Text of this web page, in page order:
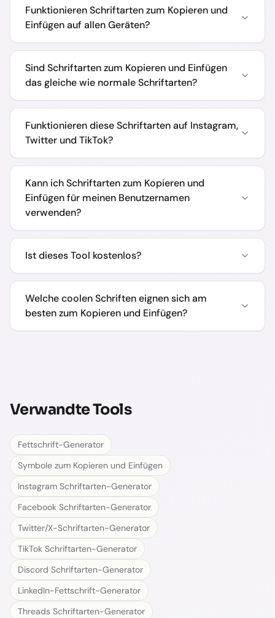
Funktionieren Schriftarten zum Kopieren und
Einfügen auf allen Geräten?
Sind Schriftarten zum Kopieren und Einfügen
das gleiche wie normale Schriftarten?
Funktionieren diese Schriftarten auf Instagram,
Twitter und TikTok?
Kann ich Schriftarten zum Kopieren und
Einfügen für meinen Benutzernamen
verwenden?
Ist dieses Tool kostenlos?
Welche coolen Schriften eignen sich am
besten zum Kopieren und Einfügen?
Verwandte Tools
Fettschrift-Generator
Symbole zum Kopieren und Einfügen
Instagram Schriftarten-Generator
Facebook Schriftarten-Generator
Twitter/X-Schriftarten-Generator
TikTok Schriftarten-Generator
Discord Schriftarten-Generator
LinkedIn-Fettschrift-Generator
Threads Schriftarten-Generator